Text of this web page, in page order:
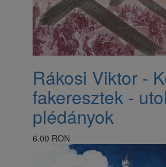
Rákosi Viktor -
fakeresztek -
plédányok
6.00 RON